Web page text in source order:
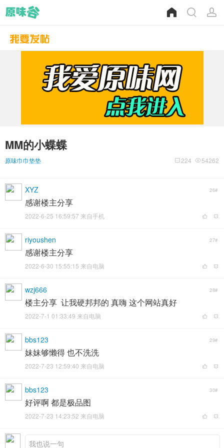
MM的小蝶蝶
原味巾巾垫垫 54262
224
XYZ 26#
感谢楼主分享
2022-6-25 16:59:57 来自手机
riyoushen 27#
感谢楼主分享
2022-6-30 15:55:15 来自电脑
wzj666 28#
楼主分享 让我硬邦邦的 真嗨 这个网站真好
2022-7-1 01:33:49 来自电脑
bbs123 29#
妹妹够懒得 也不洗洗
2022-7-23 12:59:40 来自电脑
bbs123 30#
好评啊 都是极品图
2022-7-23 14:23:52 来自电脑